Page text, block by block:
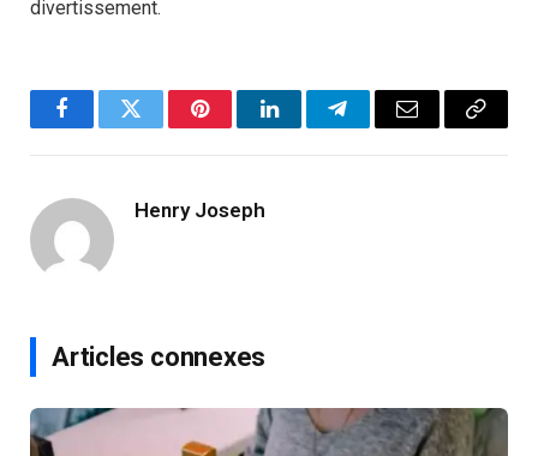
divertissement.
FacebookTwitter PinterestLinkedInTelegramEmail
Copy
Henry Joseph
Articles connexes